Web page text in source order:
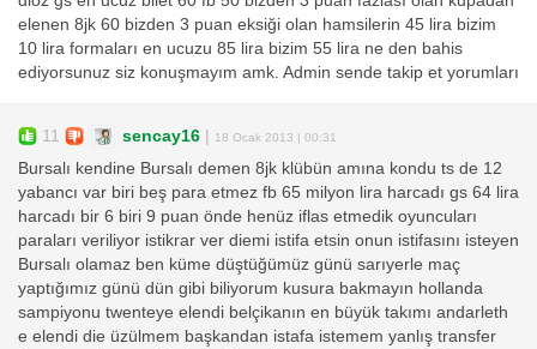
elenen 8jk 60 bizden 3 puan eksiği olan hamsilerin 45 lira bizim
10 lira formaları en ucuzu 85 lira bizim 55 lira ne den bahis
ediyorsunuz siz konuşmayım amk. Admin sende takip et yorumları
11 sencay16 | 18 Ocak 2013 | 00:31
Bursalı kendine Bursalı demen 8jk klübün amına kondu ts de 12
yabancı var biri beş para etmez fb 65 milyon lira harcadı gs 64 lira
harcadı bir 6 biri 9 puan önde henüz iflas etmedik oyuncuları
paraları veriliyor istikrar ver diemi istifa etsin onun istifasını isteyen
Bursalı olamaz ben küme düştüğümüz günü sarıyerle maç
yaptığımız günü dün gibi biliyorum kusura bakmayın hollanda
sampiyonu twenteye elendi belçikanın en büyük takımı andarleth
e elendi die üzülmem başkandan istafa istemem yanlış transfer